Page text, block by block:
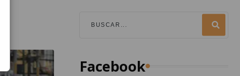
Facebook